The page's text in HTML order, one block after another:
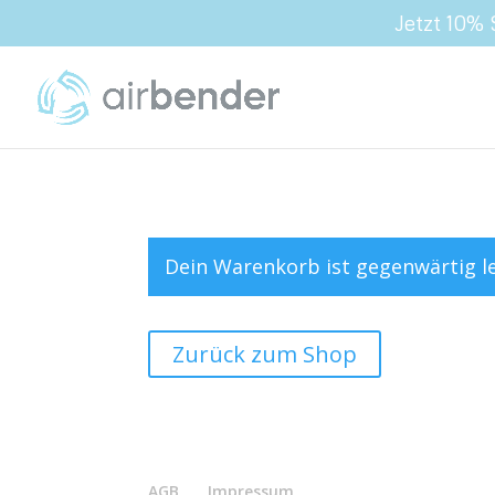
Dein Warenkorb ist gegenwärtig
Zurück zum Shop
Jetzt 10%